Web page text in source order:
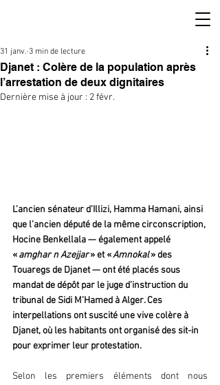
Djanet : Colère de la population après
l’arrestation de deux dignitaires
31 janv. 3 min de lecture
Dernière mise à jour : 2 févr.
L’ancien sénateur d’Illizi, Hamma Hamani, ainsi
que l’ancien député de la même circonscription,
Hocine Benkellala — également appelé
« amghar n Azejjar » et « Amnokal » des
Touaregs de Djanet — ont été placés sous
mandat de dépôt par le juge d’instruction du
tribunal de Sidi M’Hamed à Alger. Ces
interpellations ont suscité une vive colère à
Djanet, où les habitants ont organisé des sit-in
pour exprimer leur protestation.
Selon les premiers éléments dont nous